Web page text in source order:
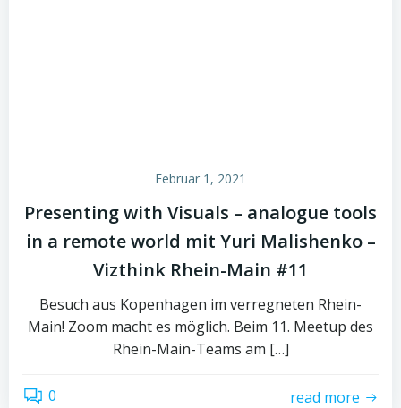
Februar 1, 2021
Presenting with Visuals – analogue tools
in a remote world mit Yuri Malishenko –
Vizthink Rhein-Main #11
Besuch aus Kopenhagen im verregneten Rhein-
Main! Zoom macht es möglich. Beim 11. Meetup des
Rhein-Main-Teams am […]
0 read more